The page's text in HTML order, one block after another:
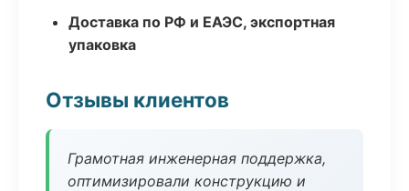
Доставка по РФ и ЕАЭС, экспортная
упаковка
Отзывы клиентов
Грамотная инженерная поддержка,
оптимизировали конструкцию и